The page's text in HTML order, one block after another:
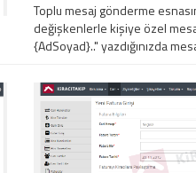
Toplu mesaj gönderme
değişkenlerle kişiye özel
{AdSoyad}.." yazdığınızda